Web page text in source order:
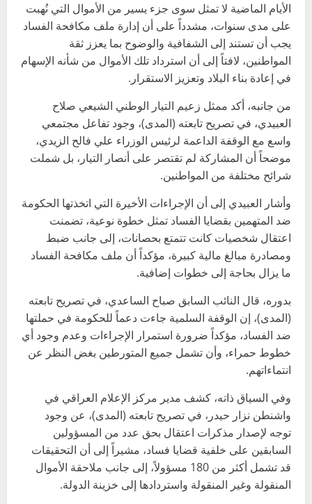
الأيام الماضية لا تمثل سوى جزء يسير من الأموال التي نُهبت
على مدى سنوات، مشدداً على أن إدارة ملف مكافحة الفساد
يجب أن تستند إلى الشفافية والوضوح بما يعزز ثقة
المواطنين، لافتاً إلى أن استرداد تلك الأموال من شأنه الإسهام
في إعادة بناء البلاد وتعزيز الاستقرار.
من جانبه، أكد ممثل زعيم التيار الوطني الشيعي صلاح
العبيدي، في تصريح تابعته (المدى)، وجود تفاعل مجتمعي
واسع مع الوقفة الداعمة لرئيس الوزراء علي فالح الزيدي،
موضحاً أن المشاركة لم تقتصر على أنصار التيار، بل شملت
شرائح مختلفة من المواطنين.
وأشار العبيدي إلى أن الإجراءات الأخيرة التي اتخذتها الحكومة
ضد المتهمين بقضايا الفساد تمثل خطوة نوعية، تضمنت
اعتقال شخصيات كانت تتمتع بحصانات، إلى جانب ضبط
ومصادرة مبالغ مالية كبيرة، مؤكداً أن ملف مكافحة الفساد
ما يزال بحاجة إلى خطوات إضافية.
بدوره، قال النائب السابق صباح الساعدي، في تصريح تابعته
(المدى)، إن الوقفة السلمية جاءت دعماً للحكومة في حملتها
ضد الفساد، مؤكداً ضرورة استمرار الإجراءات وعدم وجود أي
خطوط حمراء، وأن تشمل جميع المتورطين بغض النظر عن
انتماءاتهم.
وفي السياق ذاته، كشف مدير مركز الإعلام العراقي في
واشنطن نزار حيدر، في تصريح تابعته (المدى)، عن وجود
توجه لإصدار مذكرات اعتقال بحق عدد من المسؤولين
السابقين على خلفية قضايا فساد، مشيراً إلى أن التحقيقات
قد تشمل أكثر من 180 مسؤولاً، إلى جانب ملاحقة الأموال
المنقولة وغير المنقولة واستردادها إلى خزينة الدولة.